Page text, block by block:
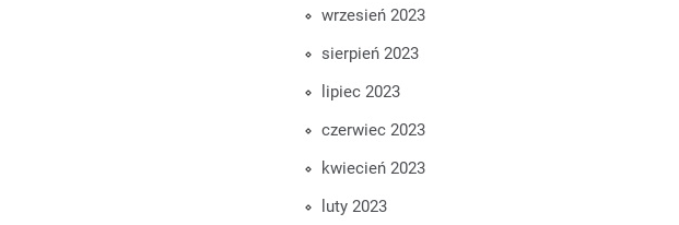
wrzesień 2023
sierpień 2023
lipiec 2023
czerwiec 2023
kwiecień 2023
luty 2023